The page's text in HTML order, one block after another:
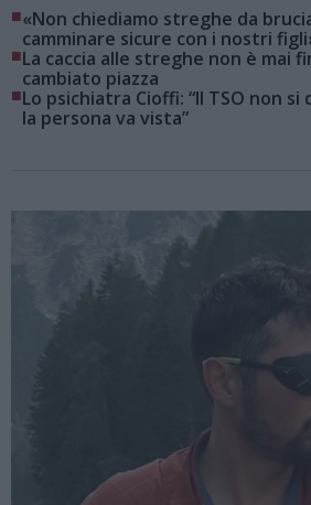
■«Non chiediamo streghe da
camminare sicure con i nostri
■La caccia alle streghe non è mai
cambiato piazza
■Lo psichiatra Cioffi: “Il TSO non si
la persona va vista”